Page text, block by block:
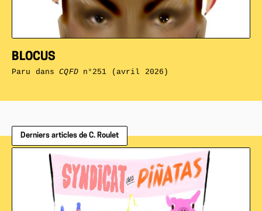
BLOCUS
Paru dansCQFDn°251 (avril 2026)
Derniers articles de C. Roulet